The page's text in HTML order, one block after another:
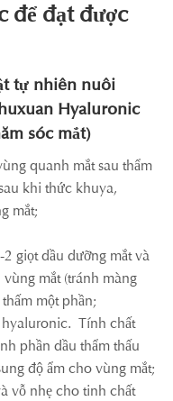
để đạt được
tự nhiên nuôi
Hyaluronic
sóc mắt)
quanh mắt sau thẩm
khi thức khuya,
mắt;
giọt dầu dưỡng mắt và
mắt (tránh màng
một phần;
Tính chất
phần dầu thẩm thấu
độ ẩm cho vùng mắt;
vỗ nhẹ cho tinh chất